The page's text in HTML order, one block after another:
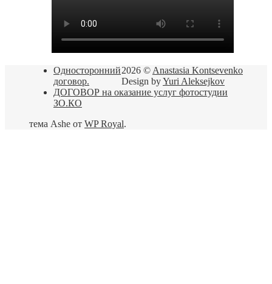
2026 © Anastasia Kontsevenko
Design byYuri Aleksejkov
Односторонний
договор.
ДОГОВОР на оказание услуг фотостудии
ЗО.КО
тема Ashe от WP Royal.